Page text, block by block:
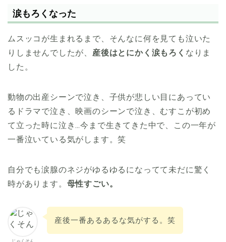
涙もろくなった
ムスッコが生まれるまで、そんなに何を見ても泣いた
りしませんでしたが、 産後はとにかく涙もろく なりま
した。
動物の出産シーンで泣き、子供が悲しい目にあってい
るドラマで泣き、映画のシーンで泣き、むすこが初め
て立った時に泣き…今まで生きてきた中で、この一年が
一番泣いている気がします。笑
自分でも涙腺のネジがゆるゆるになってて未だに驚く
時があります。 母性すごい。
産後一番あるあるな気がする。笑